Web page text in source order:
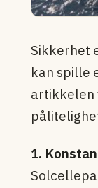
Sikkerhet
kan spille
artikkelen
1.